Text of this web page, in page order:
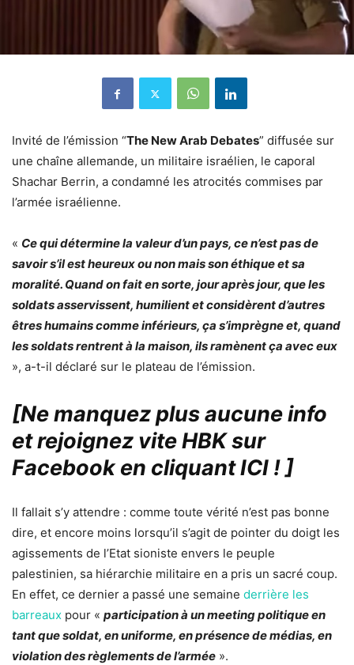
Invité de l’émission “The New Arab Debates” diffusée sur
une chaîne allemande, un militaire israélien, le caporal
Shachar Berrin, a condamné les atrocités commises par
l’armée israélienne.
« Ce qui détermine la valeur d’un pays, ce n’est pas de
savoir s’il est heureux ou non mais son éthique et sa
moralité. Quand on fait en sorte, jour après jour, que les
soldats asservissent, humilient et considèrent d’autres
êtres humains comme inférieurs, ça s’imprègne et, quand
les soldats rentrent à la maison, ils ramènent ça avec eux
», a-t-il déclaré sur le plateau de l’émission.
[Ne manquez plus aucune info
et rejoignez vite HBK sur
Facebook en cliquant ICI !]
Il fallait s’y attendre : comme toute vérité n’est pas bonne
dire, et encore moins lorsqu’il s’agit de pointer du doigt les
agissements de l’Etat sioniste envers le peuple
palestinien, sa hiérarchie militaire en a pris un sacré coup.
En effet, ce dernier a passé une semaine derrière les
barreaux pour « participation à un meeting politique en
tant que soldat, en uniforme, en présence de médias, en
violation des règlements de l’armée ».